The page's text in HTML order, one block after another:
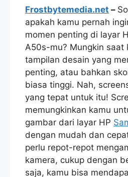
Frostbytemedia.net –
apakah kamu pernah
momen penting di layar
A50s-mu? Mungkin saat
tampilan desain yang
penting, atau bahkan
biasa tinggi. Nah,
yang tepat untuk itu!
memungkinkan kamu
gambar dari layar HP
dengan mudah dan
perlu repot-repot
kamera, cukup dengan
saja, kamu bisa